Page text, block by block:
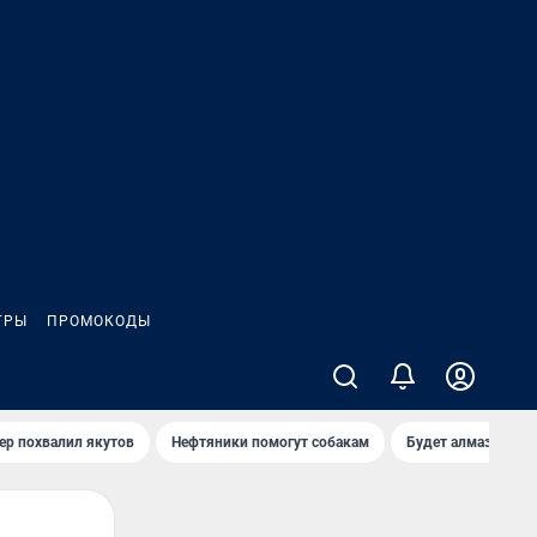
ПРОМОКОДЫ
похвалил якутов Нефтяники помогут собакам Будет алмазный